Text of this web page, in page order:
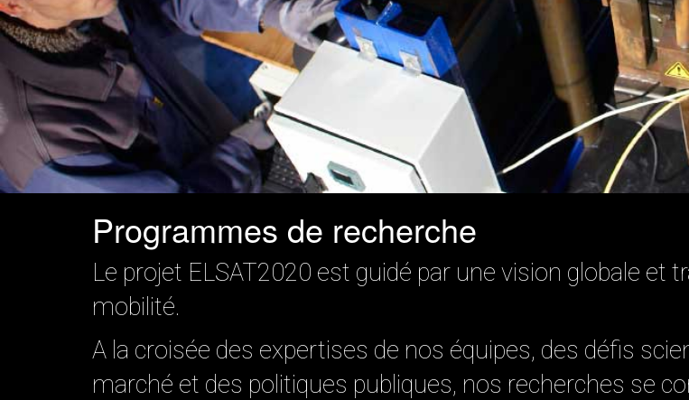
Programmes de recherche
Le projet ELSAT2020 est guidé par une vision globale et
mobilité.
A la croisée des expertises de nos équipes, des défis
marché et des politiques publiques, nos recherches se